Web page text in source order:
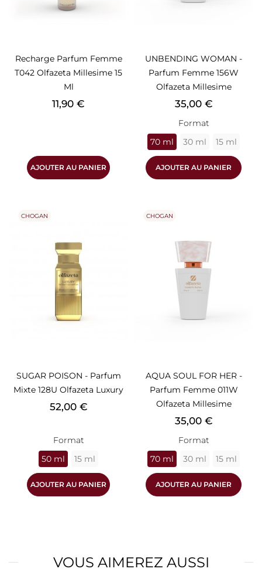
Recharge Parfum Femme
T042 Olfazeta Millesime 15
Ml
Prix
11,90 €
AJOUTER AU PANIER
UNBENDING WOMAN -
Parfum Femme 156W
Olfazeta Millesime
Prix
35,00 €
Format
70 ml
30 ml 15 ml
AJOUTER AU PANIER
SUGAR POISON - Parfum
Mixte 128U Olfazeta Luxury
Prix
52,00 €
Format
50 ml
15 ml
AJOUTER AU PANIER
CHOGAN
AQUA SOUL FOR HER -
Parfum Femme 011W
Olfazeta Millesime
Prix
35,00 €
Format
70 ml
30 ml 15 ml
AJOUTER AU PANIER
CHOGAN
VOUS AIMEREZ AUSSI